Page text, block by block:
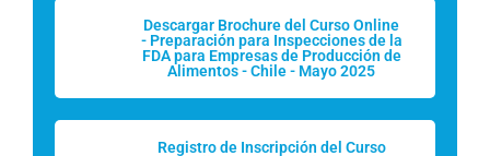
Descargar Brochure del Curso Online
- Preparación para Inspecciones de la
FDA para Empresas de Producción de
Alimentos - Chile - Mayo 2025
Registro de Inscripción del Curso